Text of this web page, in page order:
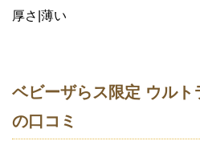
厚さ|薄い
ベビーザらス限定 ウルト
の口コミ